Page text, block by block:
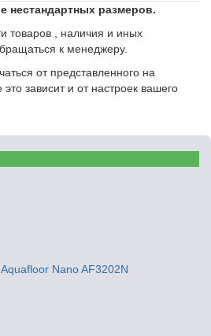
нестандартных размеров.
товаров , наличия и иных
к менеджеру.
от представленного на
зависит и от настроек вашего
Nano AF3202N